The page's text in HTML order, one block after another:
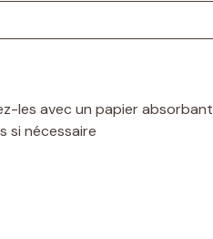
les avec un papier absorbant
si nécessaire